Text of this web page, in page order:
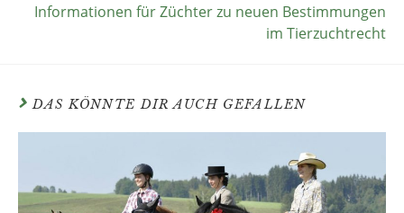
Informationen für Züchter zu neuen Bestimmungen
im Tierzuchtrecht
DAS KÖNNTE DIR AUCH GEFALLEN